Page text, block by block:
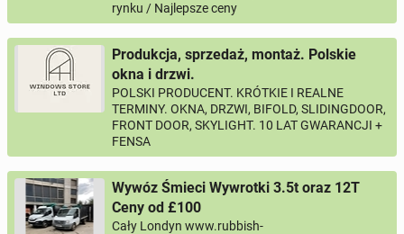
rynku / Najlepsze ceny
Produkcja, sprzedaż, montaż. Polskie
okna i drzwi.
POLSKI PRODUCENT. KRÓTKIE I REALNE
TERMINY. OKNA, DRZWI, BIFOLD, SLIDINGDOOR,
FRONT DOOR, SKYLIGHT. 10 LAT GWARANCJI +
FENSA
Wywóz Śmieci Wywrotki 3.5t oraz 12T
Ceny od £100
Cały Londyn www.rubbish-